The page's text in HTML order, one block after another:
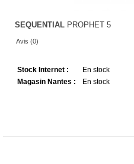
SEQUENTIAL PROPHET 5
Avis (0)
Stock Internet :
En stock
Magasin Nantes :
En stock